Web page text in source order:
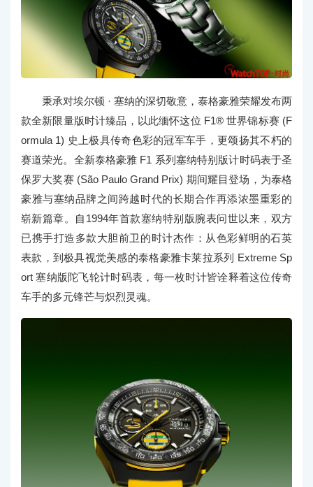
秉承对埃尔顿 · 塞纳的深切敬意，泰格豪雅荣耀发布两
款全新限量版时计臻品，以此缅怀这位 F1® 世界锦标赛 (F
ormula 1) 史上极具传奇色彩的冠军车手，更颂扬其不朽的
赛道荣光。全新泰格豪雅 F1 系列塞纳特别版计时码表于圣
保罗大奖赛 (São Paulo Grand Prix) 期间耀目登场，为泰格
豪雅与塞纳品牌之间跨越时代的长期合作再添浓墨重彩的
崭新篇章。自1994年首款塞纳特别版腕表问世以来，双方
已携手打造多款大胆前卫的时计杰作：从色彩鲜明的石英
表款，到极具视觉美感的泰格豪雅卡莱拉系列 Extreme Sp
ort 塞纳版陀飞轮计时码表，每一枚时计皆诠释着这位传奇
车手的多元锋芒与炽烈灵魂。